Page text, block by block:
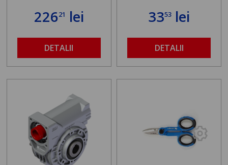
22621 lei
DETALII
3353 lei
DETALII